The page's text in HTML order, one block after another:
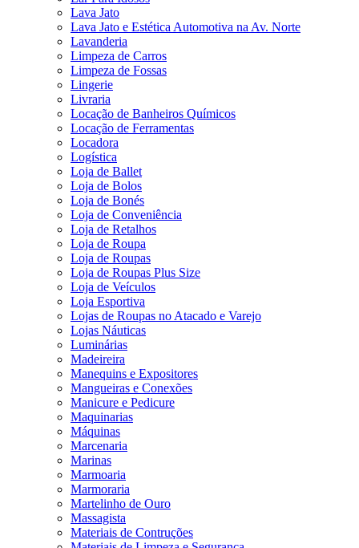
Lava Jato
Lava Jato e Estética Automotiva na Av. Norte
Lavanderia
Limpeza de Carros
Limpeza de Fossas
Lingerie
Livraria
Locação de Banheiros Químicos
Locação de Ferramentas
Locadora
Logística
Loja de Ballet
Loja de Bolos
Loja de Bonés
Loja de Conveniência
Loja de Retalhos
Loja de Roupa
Loja de Roupas
Loja de Roupas Plus Size
Loja de Veículos
Loja Esportiva
Lojas de Roupas no Atacado e Varejo
Lojas Náuticas
Luminárias
Madeireira
Manequins e Expositores
Mangueiras e Conexões
Manicure e Pedicure
Maquinarias
Máquinas
Marcenaria
Marinas
Marmoaria
Marmoraria
Martelinho de Ouro
Massagista
Materiais de Contruções